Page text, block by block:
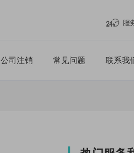
公司注销 常见问题 联系我